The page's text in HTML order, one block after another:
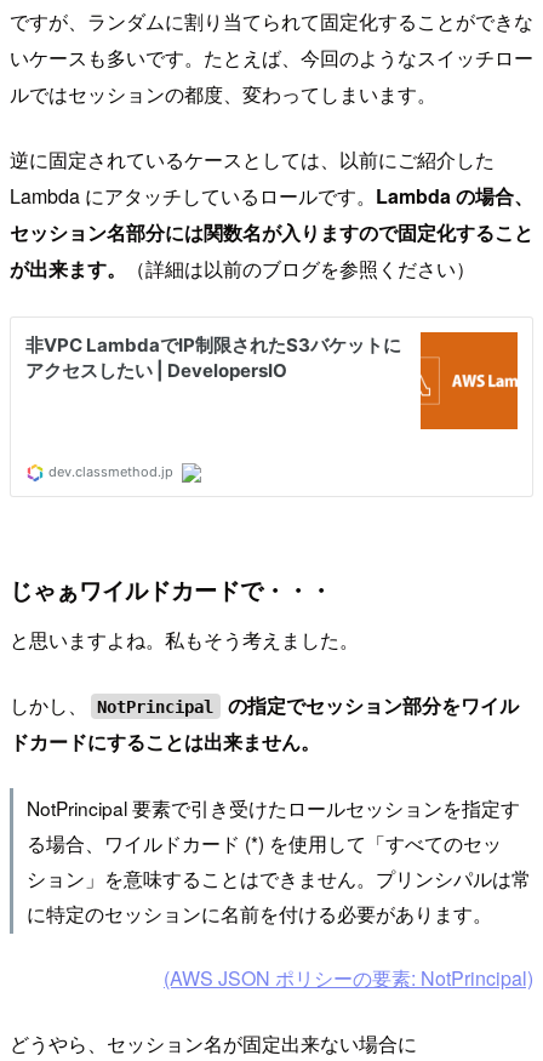
ですが、ランダムに割り当てられて固定化することができな
いケースも多いです。たとえば、今回のようなスイッチロー
ルではセッションの都度、変わってしまいます。
逆に固定されているケースとしては、以前にご紹介した
Lambda にアタッチしているロールです。 Lambda の場合、
セッション名部分には関数名が入りますので固定化すること
が出来ます。
（詳細は以前のブログを参照ください）
じゃぁワイルドカードで・・・
と思いますよね。私もそう考えました。
しかし、 NotPrincipal
の指定でセッション部分をワイル
ドカードにすることは出来ません。
NotPrincipal 要素で引き受けたロールセッションを指定す
る場合、ワイルドカード (*) を使用して「すべてのセッ
ション」を意味することはできません。プリンシパルは常
に特定のセッションに名前を付ける必要があります。
(AWS JSON ポリシーの要素: NotPrincipal)
どうやら、セッション名が固定出来ない場合に